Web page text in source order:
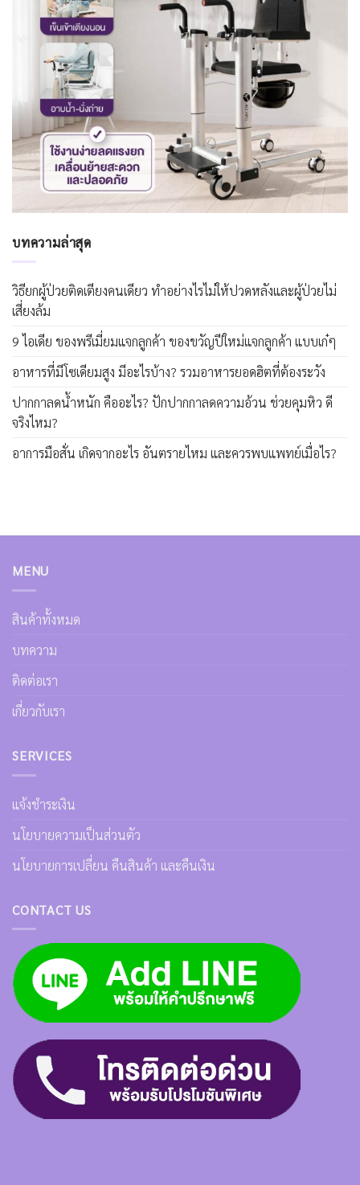
บทความล่าสุด
วิธียกผู้ป่วยติดเตียงคนเดียว ทำอย่างไรไม่ให้ปวดหลังและผู้ป่วยไม่
เสี่ยงล้ม
9 ไอเดีย ของพรีเมี่ยมแจกลูกค้า ของขวัญปีใหม่แจกลูกค้า แบบเก๋ๆ
อาหารที่มีโซเดียมสูง มีอะไรบ้าง? รวมอาหารยอดฮิตที่ต้องระวัง
ปากกาลดน้ำหนัก คืออะไร? ปักปากกาลดความอ้วน ช่วยคุมหิว ดี
จริงไหม?
อาการมือสั่น เกิดจากอะไร อันตรายไหม และควรพบแพทย์เมื่อไร?
MENU
สินค้าทั้งหมด
บทความ
ติดต่อเรา
เกี่ยวกับเรา
SERVICES
แจ้งชำระเงิน
นโยบายความเป็นส่วนตัว
นโยบายการเปลี่ยน คืนสินค้า และคืนเงิน
CONTACT US